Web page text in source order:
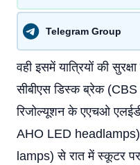
Telegram Group
वही इसमें यात्रियों की
सीबीएस डिस्क ब्रेक
रिजोल्यूशन के एएचओ
AHO LED
lamps) से रात में स्कूटर पर